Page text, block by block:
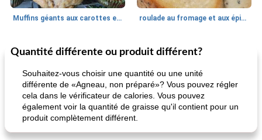
Muffins géants aux carottes et à la banane de Nif roulade au fromage et aux épinards
30min
Marques de confiance: recettes et
astuces
Viande et volaille
Quantité différente ou produit différent?
Souhaitez-vous choisir une quantité ou une unité
différente de «Agneau, non préparé»? Vous pouvez régler
cela dans le vérificateur de calories. Vous pouvez
également voir la quantité de graisse qu'il contient pour un
produit complètement différent.